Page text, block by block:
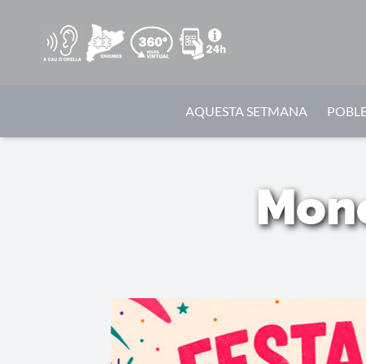
AQUESTA SETMANA